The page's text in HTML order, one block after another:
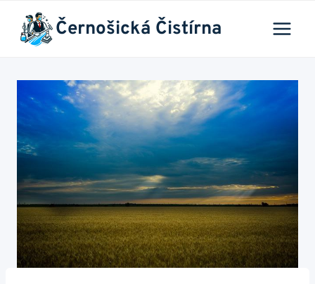
Přeskočit
obsah
Černošická Čistírna